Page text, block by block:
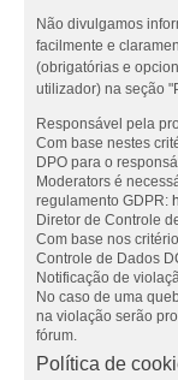
Não divulgamos
facilmente e
(obrigatórias e
utilizador) na seção
Responsável pela
Com base nestes
DPO para o
Moderators é
regulamento GDPR:
Diretor de Controle
Com base nos
Controle de Dados
Notificação de
No caso de uma
na violação serão
fórum.
Política de